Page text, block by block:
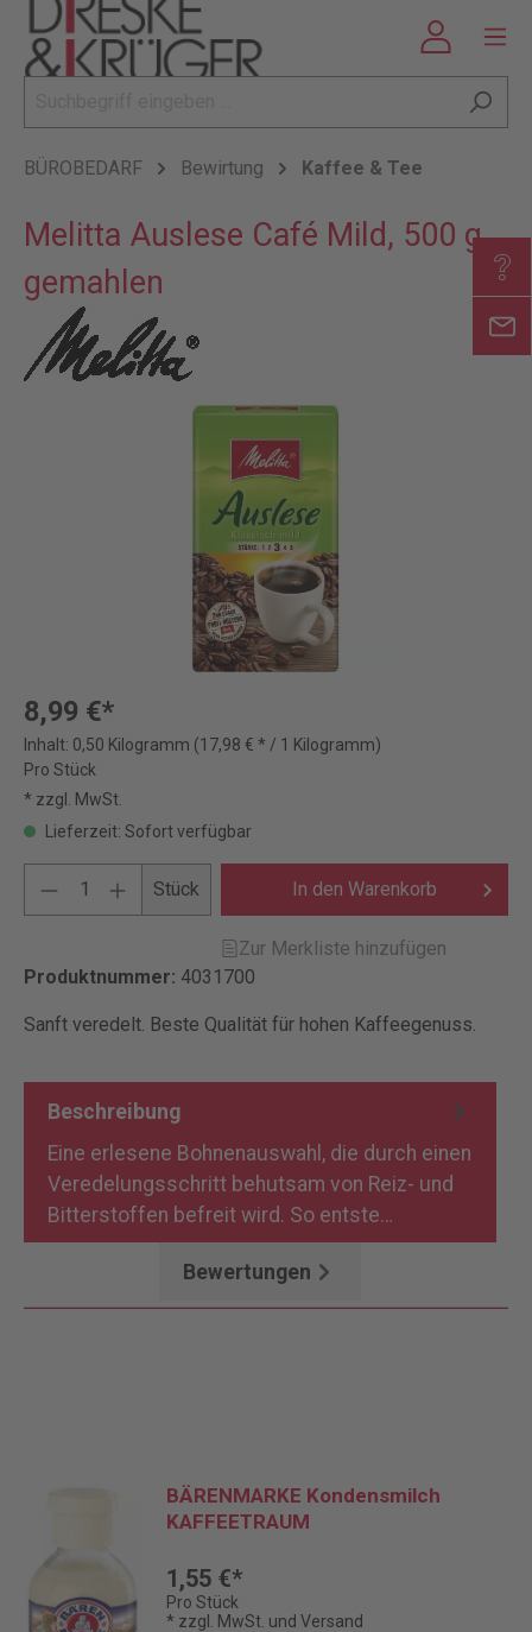
BÜROBEDARF Bewirtung Kaffee & Tee
Melitta Auslese Café Mild, 500 g,
gemahlen
8,99 €*
Inhalt: 0,50 Kilogramm (17,98 € * / 1 Kilogramm)
Pro Stück
* zzgl. MwSt.
Lieferzeit: Sofort verfügbar
Stück In den Warenkorb
Zur Merkliste hinzufügen
Produktnummer: 4031700
Sanft veredelt. Beste Qualität für hohen Kaffeegenuss.
Beschreibung
Eine erlesene Bohnenauswahl, die durch einen
Veredelungsschritt behutsam von Reiz- und
Bitterstoffen befreit wird. So entste…
Bewertungen
BÄRENMARKE Kondensmilch
KAFFEETRAUM
1,55 €*
Pro Stück
* zzgl. MwSt. und Versand